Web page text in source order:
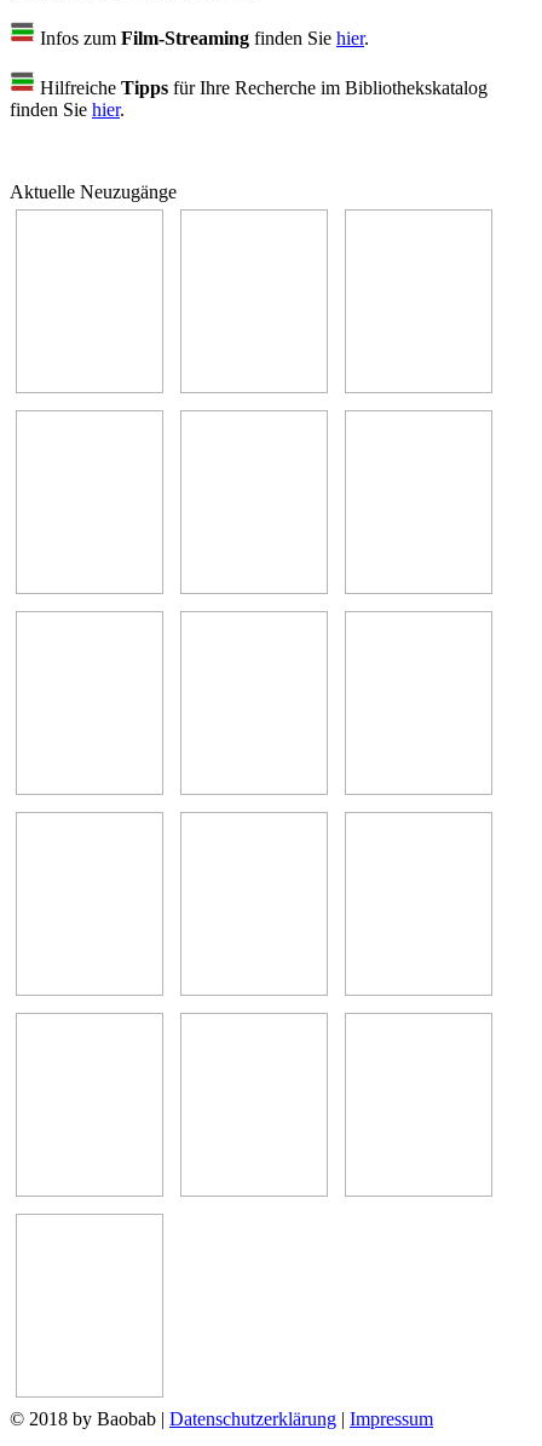
Infos zum Film-Streaming finden Sie hier.
Hilfreiche Tipps für Ihre Recherche im Bibliothekskatalog
finden Sie hier.
Aktuelle Neuzugänge
© 2018 by Baobab | Datenschutzerklärung | Impressum